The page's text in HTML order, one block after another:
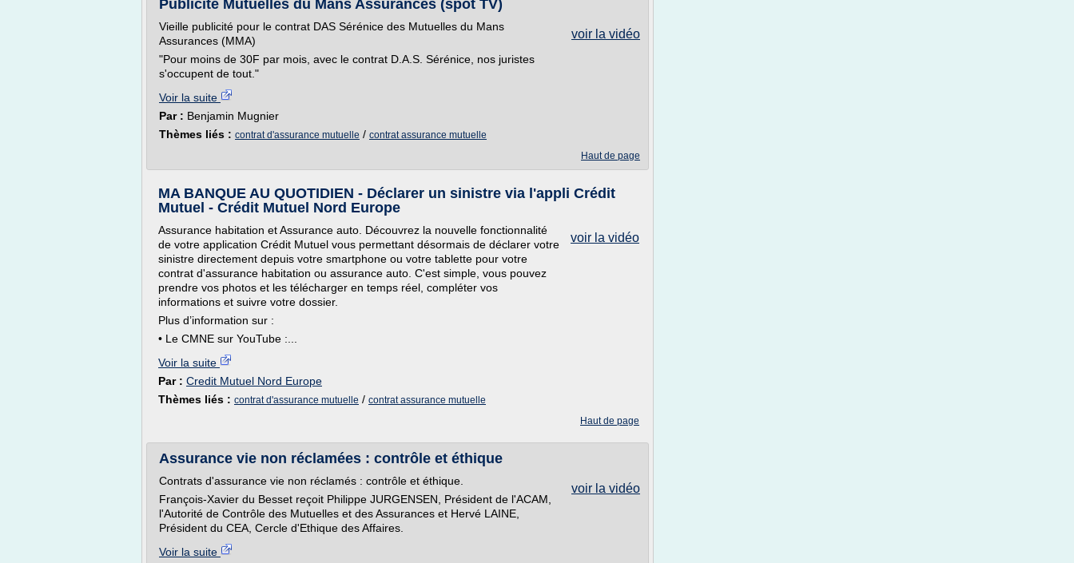
Publicité Mutuelles du Mans Assurances (spot TV)
voir la vidéo
Vieille publicité pour le contrat DAS Sérénice des Mutuelles du Mans
Assurances (MMA)
"Pour moins de 30F par mois, avec le contrat D.A.S. Sérénice, nos juristes
s'occupent de tout."
Voir la suite
Par : Benjamin Mugnier
Thèmes liés : contrat d'assurance mutuelle / contrat assurance mutuelle
Haut de page
MA BANQUE AU QUOTIDIEN - Déclarer un sinistre via l'appli Crédit
Mutuel - Crédit Mutuel Nord Europe
voir la vidéo
Assurance habitation et Assurance auto. Découvrez la nouvelle fonctionnalité
de votre application Crédit Mutuel vous permettant désormais de déclarer votre
sinistre directement depuis votre smartphone ou votre tablette pour votre
contrat d'assurance habitation ou assurance auto. C'est simple, vous pouvez
prendre vos photos et les télécharger en temps réel, compléter vos
informations et suivre votre dossier.
Plus d’information sur :
• Le CMNE sur YouTube :...
Voir la suite
Par : Credit Mutuel Nord Europe
Thèmes liés : contrat d'assurance mutuelle / contrat assurance mutuelle
Haut de page
Assurance vie non réclamées : contrôle et éthique
voir la vidéo
Contrats d'assurance vie non réclamés : contrôle et éthique.
François-Xavier du Besset reçoit Philippe JURGENSEN, Président de l'ACAM,
l'Autorité de Contrôle des Mutuelles et des Assurances et Hervé LAINE,
Président du CEA, Cercle d'Ethique des Affaires.
Voir la suite